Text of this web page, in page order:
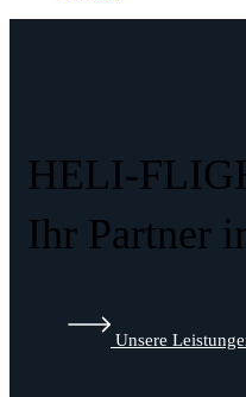
HELI-
Ihr Partner
Unsere